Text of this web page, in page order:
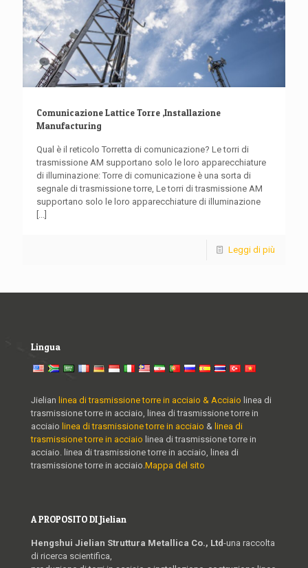
Comunicazione Lattice Torre ,Installazione
Manufacturing
Qual è il reticolo Torretta di comunicazione? Le torri di
trasmissione AM supportano solo le loro apparecchiature
di illuminazione: Torre di comunicazione è una sorta di
segnale di trasmissione torre, Le torri di trasmissione AM
supportano solo le loro apparecchiature di illuminazione
Leggi di più
Lingua
Jielian linea di trasmissione torre in acciaio & Acciaio linea di
trasmissione torre in acciaio, linea di trasmissione torre in
acciaio linea di trasmissione torre in acciaio & linea di
trasmissione torre in acciaio linea di trasmissione torre in
acciaio. linea di trasmissione torre in acciaio, linea di
trasmissione torre in acciaio. Mappa del sito
A PROPOSITO DI Jielian
Hengshui Jielian Struttura Metallica Co., Ltd-una raccolta
di ricerca scientifica,